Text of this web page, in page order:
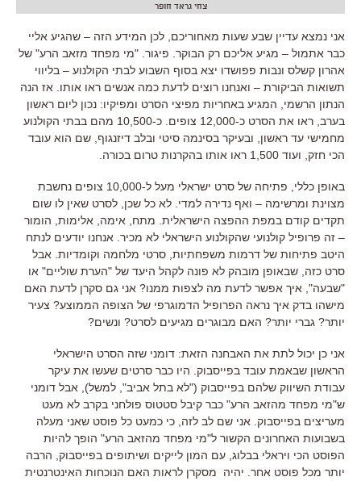
צחי גראד חופר
אני נמצא עדיין שבע שעות מאחוריכם, לכן המידע הזה – שהגיע אליי
כבר אתמול – מגיע אליכם רק הבוקר. פיגור. "מי מפחד מזאב הרע" של
אהרון קשלס ונבות פפושדו יצא בסוף השבוע לבתי הקולנוע – בליווי
תשואות הביקורת – ואנחנו רוצים לדעת כמה אנשים ראו אותו. אז הנה
הנתון הרשמי, המגיע באחריות מפיצי הסרט ומפיקיו: נכון ליום ראשון
בערב, ראו את הסרט כ-12,000 צופים. כ-10,500 מהם בבתי הקולנוע
מחמישי עד ראשון, ובעיקר בסינמה סיטי ובלב דיזנגוף, שם הוא עובד
הכי חזק, ועוד 1,500 ראו אותו בהקרנות טרום בכורה.
באופן כללי, פתיחה של סרט ישראלי מעל ל-10,000 צופים נחשבת
מצוינת ומרשימה – ואף נדירה למדי. לא כל שכן, לסרט שאין לו שום
תקדים קודם במפת ההפצה הישראלית. מתח, אימה, אלימות, הומור
– זה פרופיל קולנועי שהקולנוע הישראלי לא מכיר. אנחנו יודעים לנתח
היטב פתיחות של דרמות משפחתיות, סרטי מלחמה וקומדיות. אבל
סרט כזה, שבאופן מובהק לא פונה לקהל היעד של "הערת שוליים" או
"שבעה", איך אפשר לדעת מה לצפות ממנו? אני גם סקרן לדעת האם
מישהו בדק איך נראה הפרופיל הדמוגרפי של הצופה הממוצע? צעיר
יותר? גברי יותר? האם מבוגרים מגיעים לסרט? ונשים?
אני כן יכול לתת את האבחנה הזאת: דומני שזה הסרט הישראלי
הראשון שבאמת עובד בפייסבוק. היו כבר סרטים שעשו את עיקר
עבודת השיווק שלהם בפייסבוק ("לא בתל אביב", למשל), אבל דומני
ש"מי מפחד מהזאב הרע" כבר קיבל סטטוס פולחני בקרב לא מעט
מעריצים בפייסבוק. אני שם לב לזה, כי כמעט כל פוסט שאני מעלה
בשבועות האחרונים הקשור ל"מי מפחד מהזאב הרע" הופך להיות
הפוסט הכי ויראלי בבלוג, עם המון לייקים ושיתופים בפייסבוק, הרבה
יותר מכל פוסט אחר. יהיה מסקרן לראות האם הנוכחות האינטרנטית